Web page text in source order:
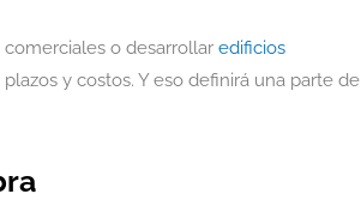
o desarrollar edificios
y costos. Y eso definirá una parte de